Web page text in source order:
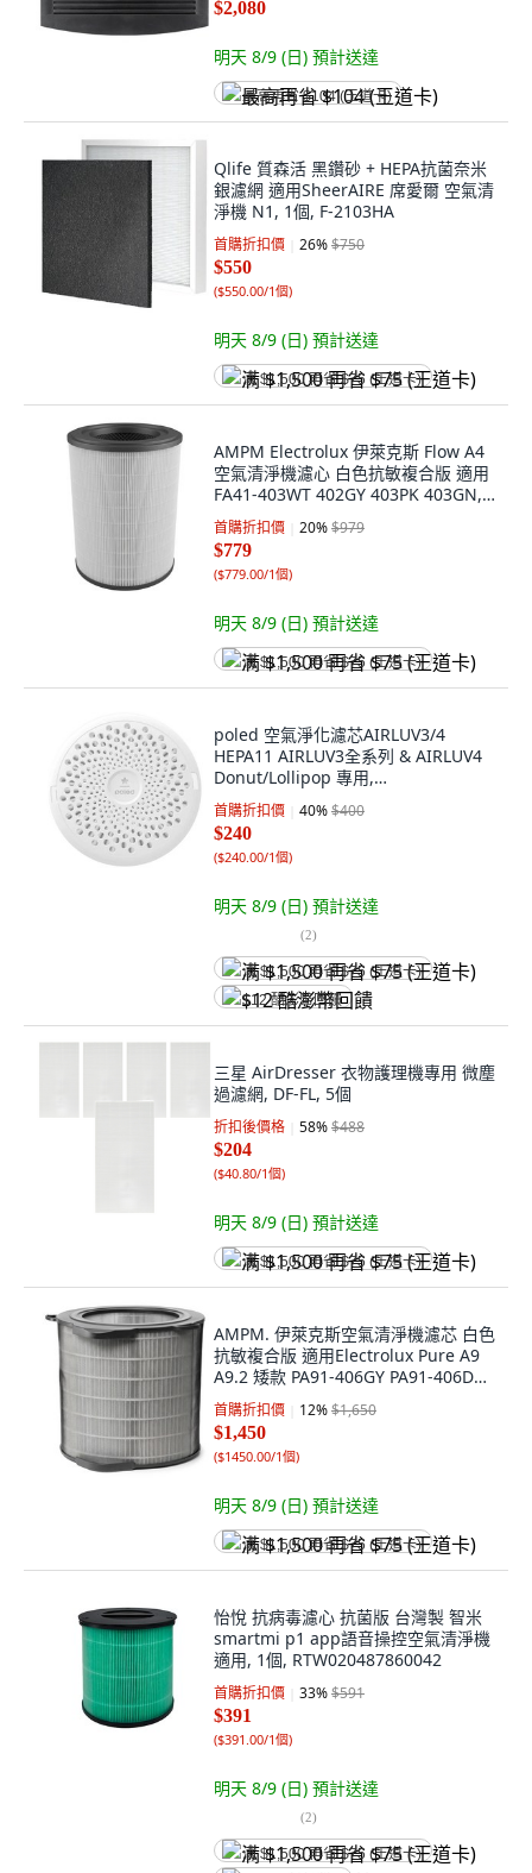
$2,080
明天 8/9 (日) 預計送達
最高再省 $104 (王道卡)
Qlife 質森活 黑鑽砂 + HEPA抗菌奈米
銀濾網 適用SheerAIRE 席愛爾 空氣清
淨機 N1, 1個, F-2103HA
首購折扣價 26%$750
$550
($550.00/1個)
明天 8/9 (日) 預計送達
满 $1,500 再省 $75 (王道卡)
AMPM Electrolux 伊萊克斯 Flow A4
空氣清淨機濾心 白色抗敏複合版 適用
FA41-403WT 402GY 403PK 403GN, 1
個, B187-3
首購折扣價 20%$979
$779
($779.00/1個)
明天 8/9 (日) 預計送達
满 $1,500 再省 $75 (王道卡)
poled 空氣淨化濾芯AIRLUV3/4
HEPA11 AIRLUV3全系列 & AIRLUV4
Donut/Lollipop 專用,
8809705691795, 1個
首購折扣價 40%$400
$240
($240.00/1個)
明天 8/9 (日) 預計送達
(2)
满 $1,500 再省 $75 (王道卡)
$12 酷澎幣回饋
三星 AirDresser 衣物護理機專用 微塵
過濾網, DF-FL, 5個
折扣後價格 58%$488
$204
($40.80/1個)
明天 8/9 (日) 預計送達
满 $1,500 再省 $75 (王道卡)
AMPM. 伊萊克斯空氣清淨機濾芯 白色
抗敏複合版 適用Electrolux Pure A9
A9.2 矮款 PA91-406GY PA91-406DG,
1個, B187-5
首購折扣價 12%$1,650
$1,450
($1450.00/1個)
明天 8/9 (日) 預計送達
满 $1,500 再省 $75 (王道卡)
怡悅 抗病毒濾心 抗菌版 台灣製 智米
smartmi p1 app語音操控空氣清淨機
適用, 1個, RTW020487860042
首購折扣價 33%$591
$391
($391.00/1個)
明天 8/9 (日) 預計送達
(2)
满 $1,500 再省 $75 (王道卡)